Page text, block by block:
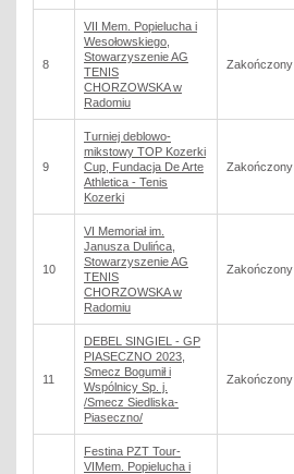
8
VII Mem. Popielucha i
Wesołowskiego,
Stowarzyszenie AG
TENIS
CHORZOWSKA w
Radomiu
Zakończony
9
Turniej deblowo-
mikstowy TOP Kozerki
Cup, Fundacja De Arte
Athletica - Tenis
Kozerki
Zakończony
10
VI Memoriał im.
Janusza Dulińca,
Stowarzyszenie AG
TENIS
CHORZOWSKA w
Radomiu
Zakończony
11
DEBEL SINGIEL - GP
PIASECZNO 2023,
Smecz Bogumił i
Wspólnicy Sp. j.
/Smecz Siedliska-
Piaseczno/
Zakończony
Festina PZT Tour-
VIMem. Popielucha i